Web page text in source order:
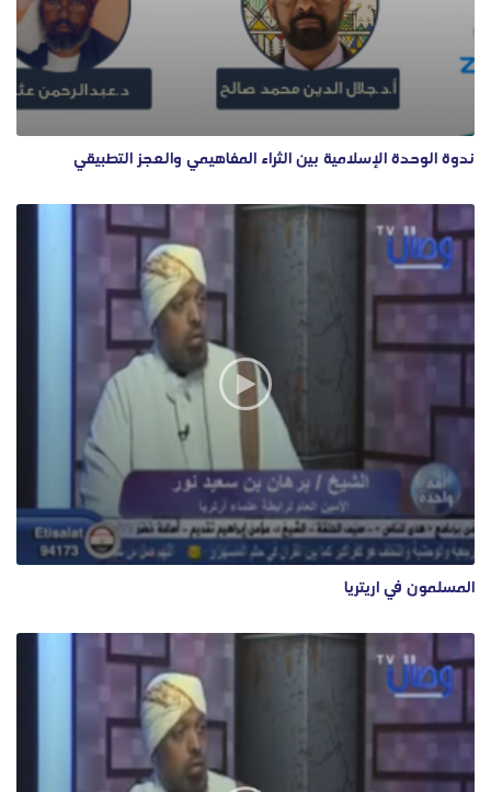
ندوة الوحدة الإسلامية بين الثراء المفاهيمي والعجز التطبيقي
المسلمون في اريتريا